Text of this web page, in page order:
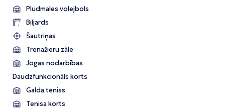
Pludmales volejbols
Biljards
Šautriņas
Trenažieru zāle
Jogas nodarbības
Daudzfunkcionāls korts
Galda teniss
Tenisa korts